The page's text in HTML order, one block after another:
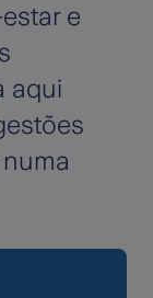
e
aqui